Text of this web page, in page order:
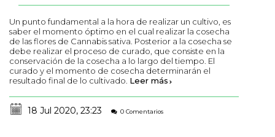
Un punto fundamental a la hora de realizar un cultivo, es
saber el momento óptimo en el cual realizar la cosecha
de las flores de Cannabis sativa. Posterior a la cosecha se
debe realizar el proceso de curado, que consiste en la
conservación de la cosecha a lo largo del tiempo. El
curado y el momento de cosecha determinarán el
resultado final de lo cultivado. Leer más
18 Jul 2020, 23:23 0 Comentarios